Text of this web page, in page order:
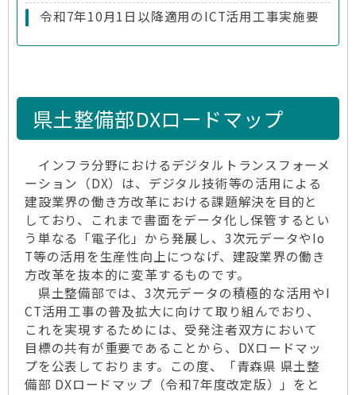
令和7年10月1日以降適用のICT活用工事実施要
令和6年10月1日以降適用のICT活用工事実施要
領を掲載しました（2024/9/12）
領を掲載しました（2024/9/9）
東北版ポータルサイト（東北地方整備局）のリ
ンクを掲載しました（2024/8/8）
令和5年10月1日以降適用の各種要領を掲載しま
した（2023/9/13）
「県土整備部DXロードマップ」を掲載しました
（2022/11/21）
県土整備部DXロードマップ
インフラ分野におけるデジタルトランスフォーメ
ーション（DX）は、デジタル技術等の活用による
建設業界の働き方改革における課題解決を目的と
しており、これまで書面をデータ化し保管するとい
う単なる「電子化」から発展し、3次元データやIo
T等の活用を生産性向上につなげ、建設業界の働き
方改革を抜本的に変革するものです。
県土整備部では、3次元データの積極的な活用やI
CT活用工事の普及拡大に向けて取り組んでおり、
これを実現するためには、受発注者双方において
目標の共有が重要であることから、DXロードマッ
プを公表しております。この度、「青森県 県土整
備部 DXロードマップ（令和7年度改定版）」をと